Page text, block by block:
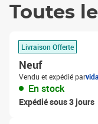
Toutes
Livraison Offerte
Neuf
Vendu et expédié par
En stock
Expédié sous 3 jours